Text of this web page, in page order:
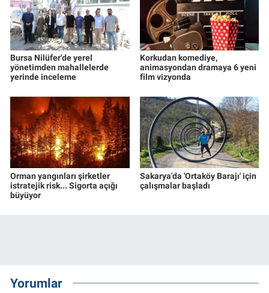
Bursa Nilüfer'de yerel
yönetimden mahallelerde
yerinde inceleme
Korkudan komediye,
animasyondan dramaya 6 yeni
film vizyonda
Orman yangınları şirketler
istratejik risk... Sigorta açığı
büyüyor
Sakarya'da 'Ortaköy Barajı' için
çalışmalar başladı
Yorumlar